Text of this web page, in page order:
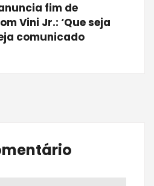
fim de
Vini Jr.: ‘Que seja
comunicado